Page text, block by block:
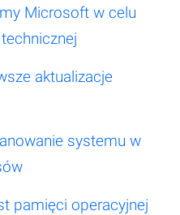
Microsoft w celu
aktualizacje
systemu w
pamięci operacyjnej